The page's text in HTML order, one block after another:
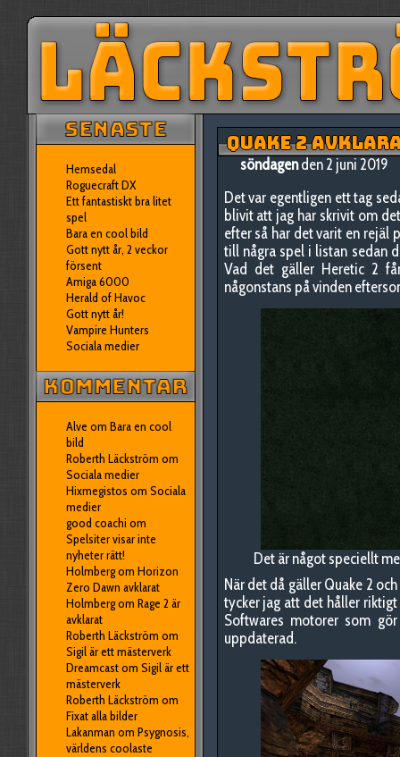
Hemsedal
Roguecraft DX
Ett fantastiskt bra litet
spel
Bara en cool bild
Gott nytt år, 2 veckor
försent
Amiga 6000
Herald of Havoc
Gott nytt år!
Vampire Hunters
Sociala medier
Alve om Bara en cool
bild
Roberth Läckström om
Sociala medier
Hixmegistos om Sociala
medier
good coachi om
Spelsiter visar inte
nyheter rätt!
Holmbergom Horizon
Zero Dawn avklarat
Holmbergom Rage 2 är
avklarat
Roberth Läckström om
Sigil är ett mästerverk
Dreamcastom Sigil är ett
mästerverk
Roberth Läckström om
Fixat alla bilder
Lakanman om Psygnosis,
världens coolaste
QUAKE 2
söndagenden 2 juni 2019
Det var egentligen ett tag
blivit att jag har skrivit om
efter så har det varit en rejäl
till några spel i listan sedan
Vad det gäller Heretic 2
någonstans på vinden
Det är något speciellt
När det då gäller Quake 2
tycker jag att det håller
Softwares motorer som
uppdaterad.